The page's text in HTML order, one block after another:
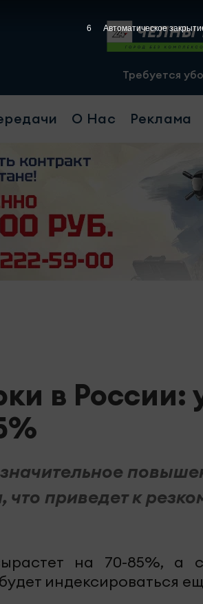
Требуется уборщица(-к)
О Нас Реклама
в России:
приведет к
на 70-85%, а
индексироваться
4 Автоматическое